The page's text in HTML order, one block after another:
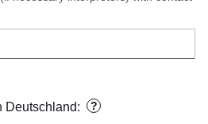
Deutschland:
?